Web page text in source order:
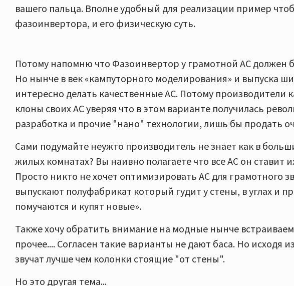
вашего пальца. Вполне удобный для реализации пример
фазоинвертора, и его физическую суть.
Потому напомню что Фазоинвертор у грамотной АС должен
Но нынче в век «кампуторного моделирования» и выпуска
интересно делать качественные АС. Потому производители
клоны своих АС уверяя что в этом варианте получилась
разработка и прочие "нано" технологии, лишь бы продать
Сами подумайте неужто производитель не знает как в
жилых комнатах? Вы наивно полагаете что все АС он ставит
Просто никто не хочет оптимизировать АС для грамотного
выпускают полуфабрикат который гудит у стены, в углах и
помучаются и купят новые».
Также хочу обратить внимание на модные нынче
прочее.... Согласен такие варианты не дают баса. Но исходя
звучат лучше чем колонки стоящие "от стены".
Но это другая тема...